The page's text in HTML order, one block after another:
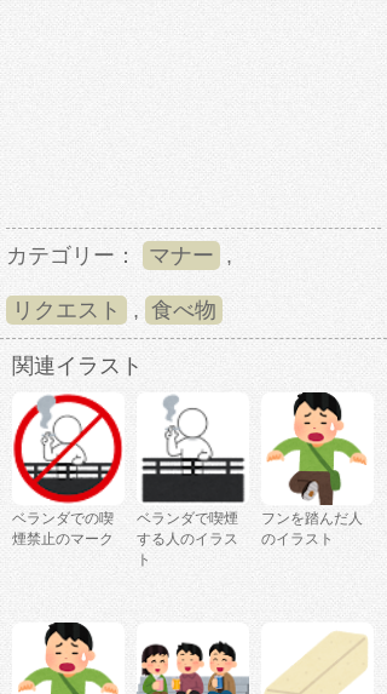
カテゴリー： マナー ,
リクエスト , 食べ物
関連イラスト
ベランダでの喫
煙禁止のマーク
ベランダで喫煙
する人のイラス
ト
フンを踏んだ人
のイラスト